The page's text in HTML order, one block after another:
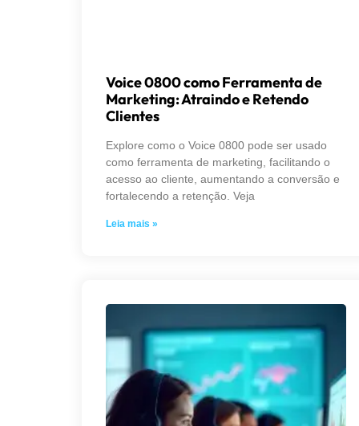
Voice 0800 como Ferramenta de
Marketing: Atraindo e Retendo
Clientes
Explore como o Voice 0800 pode ser usado
como ferramenta de marketing, facilitando o
acesso ao cliente, aumentando a conversão e
fortalecendo a retenção. Veja
Leia mais »